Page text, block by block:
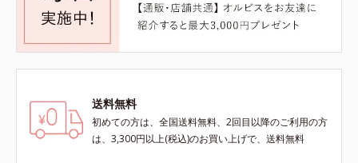
送料無料
初めての方は、全国送料無料、2回目以降のご利用の方
は、3,300円以上(税込)のお買い上げで、送料無料